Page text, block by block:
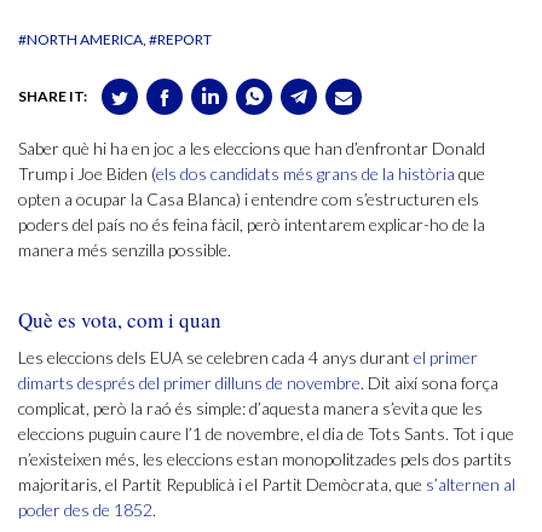
#NORTH AMERICA #REPORT
SHARE IT:
Saber què hi ha en joc a les eleccions que han d’enfrontar Donald
Trump i Joe Biden (els dos candidats més grans de la història que
opten a ocupar la Casa Blanca) i entendre com s’estructuren els
poders del país no és feina fàcil, però intentarem explicar-ho de la
manera més senzilla possible.
Què es vota, com i quan
Les eleccions dels EUA se celebren cada 4 anys durant el primer
dimarts després del primer dilluns de novembre. Dit així sona força
complicat, però la raó és simple: d’aquesta manera s’evita que les
eleccions puguin caure l’1 de novembre, el dia de Tots Sants. Tot i que
n’existeixen més, les eleccions estan monopolitzades pels dos partits
majoritaris, el Partit Republicà i el Partit Demòcrata, que s’alternen al
poder des de 1852.